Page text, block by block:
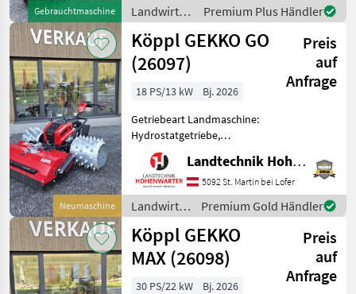
Gebrauchtmaschine
Differentialsperre, 4 Takt
Subaru Benzinmotor mit 9
PS, Kra
Landwirtsch.
Motorfahrzeuge
/ Köppl
Premium Plus Händler
Neumaschine
Köppl GEKKO GO
(26097)
Preis
auf
Anfrage
18 PS/13 kW
Bj. 2026
Getriebeart Landmaschine:
Hydrostatgetriebe,
Zylinderanzahl: 2 Zylinder,
Motor-Typ: Benzin, E-
Starter Köppl Gekko GO
*Grundmaschine *Freeride-
Trittbrett *2 Scheinwerfer
Landtechnik Hohenwarter GmbH
5092 St. Martin bei Lofer
Landwirtsch.
Motorfahrzeuge
/ Köppl
Premium Gold Händler
Köppl GEKKO
MAX (26098)
Preis
auf
Anfrage
30 PS/22 kW
Bj. 2026